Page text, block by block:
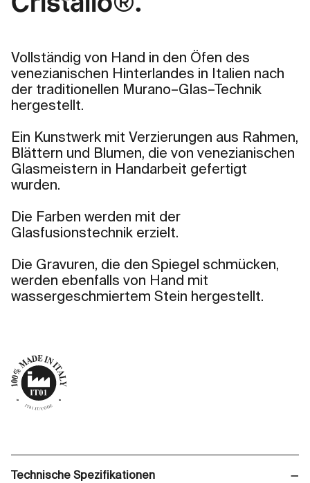
Vollständig von Hand in den Öfen des
venezianischen Hinterlandes in Italien nach
der traditionellen Murano–Glas–Technik
hergestellt.
Ein Kunstwerk mit Verzierungen aus Rahmen,
Blättern und Blumen, die von venezianischen
Glasmeistern in Handarbeit gefertigt
wurden.
Die Farben werden mit der
Glasfusionstechnik erzielt.
Die Gravuren, die den Spiegel schmücken,
werden ebenfalls von Hand mit
wassergeschmiertem Stein hergestellt.
Technische Spezifikationen